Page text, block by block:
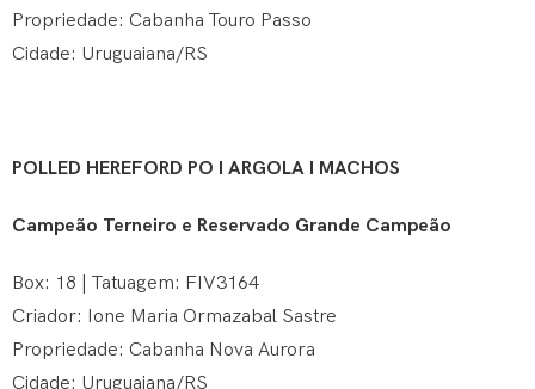
Propriedade: Cabanha Touro Passo
Cidade: Uruguaiana/RS
POLLED HEREFORD PO I ARGOLA I MACHOS
Campeão Terneiro e Reservado Grande Campeão
Box: 18 | Tatuagem: FIV3164
Criador: Ione Maria Ormazabal Sastre
Propriedade: Cabanha Nova Aurora
Cidade: Uruguaiana/RS